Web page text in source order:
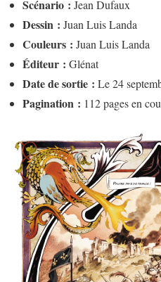
Scénario : Jean Dufaux
Dessin : Juan Luis Landa
Couleurs : Juan Luis Landa
Éditeur : Glénat
Date de sortie : Le 24
Pagination : 112 pages en